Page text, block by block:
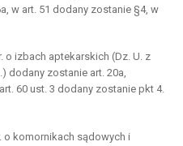
w art. 51 dodany zostanie §4, w
o izbach aptekarskich (Dz. U. z
dodany zostanie art. 20a,
60 ust. 3 dodany zostanie pkt 4.
o komornikach sądowych i